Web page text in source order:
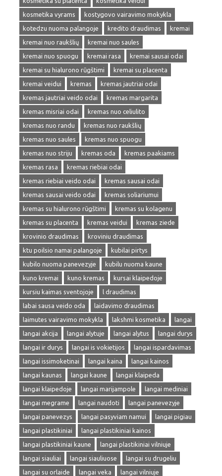
kosmetika vyrams
kostygovo vairavimo mokykla
kotedzu nuoma palangoje
kredito draudimas
kremai
kremai nuo raukšlių
kremai nuo saules
kremai nuo spuogu
kremai rasa
kremai sausai odai
kremai su hialurono rūgštimi
kremai su placenta
kremai veidui
kremas
kremas jautriai odai
kremas jautriai veido odai
kremas margarita
kremas misriai odai
kremas nuo celiulito
kremas nuo randu
kremas nuo raukšlių
kremas nuo saules
kremas nuo spuogu
kremas nuo striju
kremas oda
kremas paakiams
kremas rasa
kremas riebiai odai
kremas riebiai veido odai
kremas sausai odai
kremas sausai veido odai
kremas soliariumui
kremas su hialurono rūgštimi
kremas su kolagenu
kremas su placenta
kremas veidui
kremas ziede
krovinio draudimas
kroviniu draudimas
ktu poilsio namai palangoje
kubilai pirtys
kubilo nuoma panevezyje
kubilu nuoma kaune
kuno kremai
kuno kremas
kursai klaipedoje
kursiu kaimas sventojoje
l draudimas
labai sausa veido oda
laidavimo draudimas
laimutes vairavimo mokykla
lakshmi kosmetika
langai
langai akcija
langai alytuje langai alytus
langai durys
langai ir durys
langai is vokietijos
langai ispardavimas
langai issimoketinai
langai kaina
langai kainos
langai kaunas
langai kaune
langai klaipeda
langai klaipedoje
langai marijampole
langai mediniai
langai megrame
langai naudoti
langai panevezyje
langai panevezys
langai pasyviam namui
langai pigiau
langai plastikiniai
langai plastikiniai kainos
langai plastikiniai kaune
langai plastikiniai vilniuje
langai siauliai
langai siauliuose
langai su drugeliu
langai su orlaide
langai veka
langai vilniuje